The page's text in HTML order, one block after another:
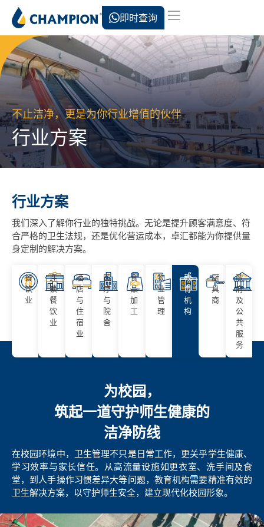
即时查询
不止洁净，更是为你行业增值的伙伴
行业方案
行业方案
我们深入了解你行业的独特挑战。无论是提升顾客满意度、符
合严格的卫生法规，还是优化营运成本，卓汇都能为你提供量
身定制的解决方案。
餐
饮
业
连
锁
餐
饮
业
酒
店
与
住
宿
业
医
疗
与
院
舍
食
品
加
工
物
业
管
理
教
育
机
构
厨
具
商
政
府
及
公
共
服
务
为校园，
筑起一道守护师生健康的
洁净防线
在校园环境中，卫生管理不只是日常工作，更关乎学生健康、
学习效率与家长信任。从高流量设施如更衣室、洗手间及食
堂，到人手操作习惯差异大等问题，教育机构需要精准有效的
卫生解决方案，以守护师生安全，建立现代化校园形象。